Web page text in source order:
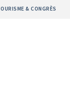
& CONGRÈS